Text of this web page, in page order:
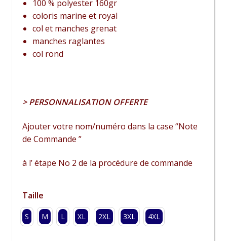
100 % polyester 160gr
coloris marine et royal
col et manches grenat
manches raglantes
col rond
> PERSONNALISATION OFFERTE
Ajouter votre nom/numéro dans la case “Note
de Commande ”
à l’ étape No 2 de la procédure de commande
Taille
S M L XL 2XL 3XL 4XL